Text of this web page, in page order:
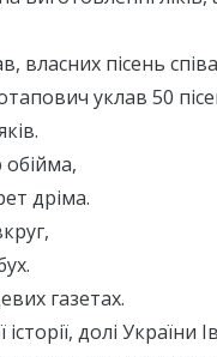
власних пісень
уклав 50
дріма.
газетах.
долі України